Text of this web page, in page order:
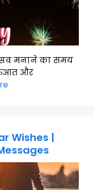
मनाने का समय
और
Wishes |